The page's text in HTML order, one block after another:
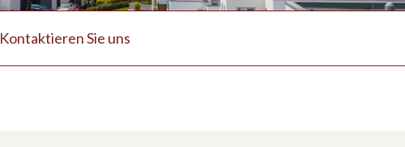
Kontaktieren Sie uns